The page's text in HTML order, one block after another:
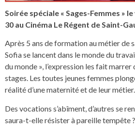
Soirée spéciale « Sages-Femmes »
30 au Cinéma Le Régent de Saint-
Après 5 ans de formation au métier de
Sofia se lancent dans le monde du
du monde », l’expression les fait
stages. Les toutes jeunes femmes
réalité d’une maternité et de leur métier.
Des vocations s’abîment, d’autres se
saura-t-elle résister à pareille tempête ?